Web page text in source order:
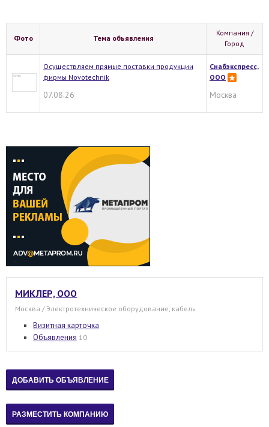
Фото Тема объявления
Компания /
Город
Осуществляем прямые поставки продукции
фирмы Novotechnik
07.08.26
Снабэкспресс,
ООО
Москва
МИКЛЕР, ООО
Москва / Электротехническое оборудование, кабель
Визитная карточка
Объявления 10